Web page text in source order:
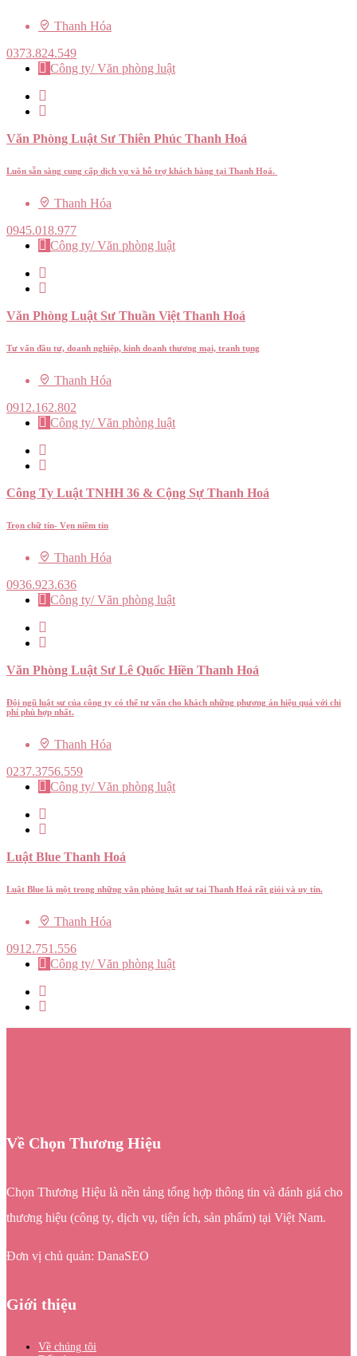
Thanh Hóa
0373.824.549
Công ty/ Văn phòng luật
Văn Phòng Luật Sư Thiên Phúc Thanh Hoá
Luôn sẵn sàng cung cấp dịch vụ và hỗ trợ khách hàng tại Thanh Hoá.
Thanh Hóa
0945.018.977
Công ty/ Văn phòng luật
Văn Phòng Luật Sư Thuần Việt Thanh Hoá
Tư vấn đầu tư, doanh nghiệp, kinh doanh thương mại, tranh tụng
Thanh Hóa
0912.162.802
Công ty/ Văn phòng luật
Công Ty Luật TNHH 36 & Cộng Sự Thanh Hoá
Trọn chữ tín- Vẹn niềm tin
Thanh Hóa
0936.923.636
Công ty/ Văn phòng luật
Văn Phòng Luật Sư Lê Quốc Hiền Thanh Hoá
Đội ngũ luật sư của công ty có thể tư vấn cho khách những phương án hiệu quả với chi
phí phù hợp nhất.
Thanh Hóa
0237.3756.559
Công ty/ Văn phòng luật
Luật Blue Thanh Hoá
Luật Blue là một trong những văn phòng luật sư tại Thanh Hoá rất giỏi và uy tín.
Thanh Hóa
0912.751.556
Công ty/ Văn phòng luật
Về Chọn Thương Hiệu
Chọn Thương Hiệu là nền tảng tổng hợp thông tin và đánh giá cho
thương hiệu (công ty, dịch vụ, tiện ích, sản phẩm) tại Việt Nam.
Đơn vị chủ quản: DanaSEO
Giới thiệu
Về chúng tôi